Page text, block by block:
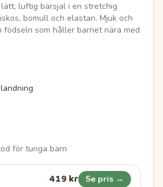
luftig bärsjal i en stretchig
bomull och elastan. Mjuk och
födseln som håller barnet nära med
för tunga barn
419 kr Se pris →